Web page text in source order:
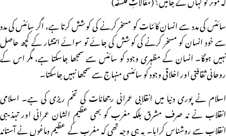
سائنس کی مدد سے انسان کائنات کو مسخر کرنے کی کوشش کرتا ہے، اگر سائنس کی مدد
سے خود انسان کو مسخر کرنے کی کوشش کی جائے تو سوائے انتشار کے کچھ حاصل
نہیں ہوگا۔ انسان کے مظہری وجود کو سائنس سے سمجھا جاسکتا ہے، مگر اس کے
روحانی ثقافتی اور اخلاقی وجود کو سائنسی منہاج سے سمجھا نہیں جاسکتا۔
اسلام نے پوری دنیا میں انقلابی عمرانی رجحانات کی تخم ریزی کی ہے۔ اسلامی
انقلاب نے نہ صرف مشرق بلکہ مغرب کو بھی عظیم الشان عمرانی اور تہذیبی
انقلاب سے روشناس کرایا۔ یہ ہی وجہ تھی کہ مغرب کے عظیم دماغوں نے آستانہ